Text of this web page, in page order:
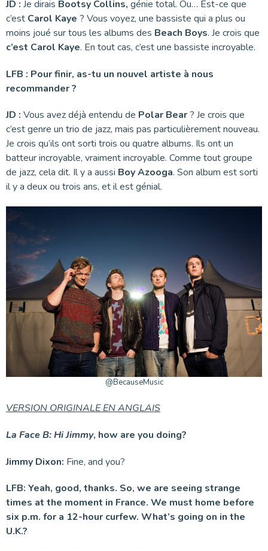
JD : Je dirais Bootsy Collins, génie total. Ou… Est-ce que
c’est Carol Kaye ? Vous voyez, une bassiste qui a plus ou
moins joué sur tous les albums des Beach Boys. Je crois que
c’est Carol Kaye. En tout cas, c’est une bassiste incroyable.
LFB : Pour finir, as-tu un nouvel artiste à nous
recommander ?
JD : Vous avez déjà entendu de Polar Bear? Je crois que
c’est genre un trio de jazz, mais pas particulièrement nouveau.
Je crois qu’ils ont sorti trois ou quatre albums. Ils ont un
batteur incroyable, vraiment incroyable. Comme tout groupe
de jazz, cela dit. Il y a aussi Boy Azooga. Son album est sorti
il y a deux ou trois ans, et il est génial.
@BecauseMusic
VERSION ORIGINALE EN ANGLAIS
La Face B:Hi Jimmy, how are you doing?
Jimmy Dixon: Fine, and you?
LFB: Yeah, good, thanks. So, we are seeing strange
times at the moment in France. We must home before
six p.m. for a 12-hour curfew. What’s going on in the
U.K.?